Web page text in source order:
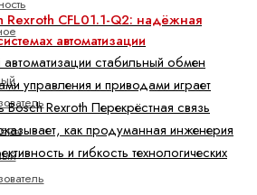
Rexroth CFL01.1-Q2: надёжная
автоматизации
стабильный обмен
управления и приводами играет
Rexroth Перекрёстная связь
как продуманная инженерия
и гибкость технологических